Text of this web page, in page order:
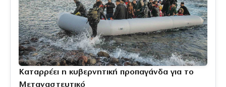
Καταρρέει η κυβερνητική προπαγάνδα για το
Μεταναστευτικό